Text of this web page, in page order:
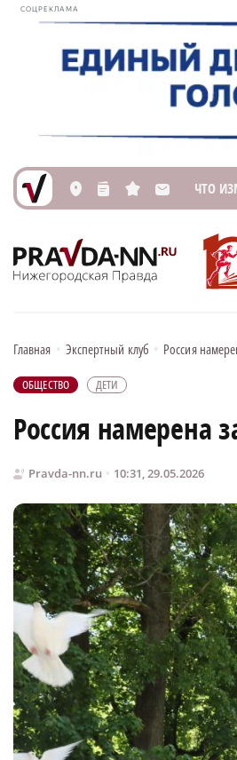
СОЦРЕКЛАМА
L n s M ЧТО
Главная • Экспертный клуб • Россия
ОБЩЕСТВО ДЕТИ
Россия намерена
Pravda-nn.ru 10:31, 29.05.2026